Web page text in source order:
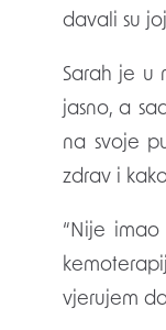
davali su
Sarah je u
jasno, a
na svoje
zdrav i
“Nije
vjerujem